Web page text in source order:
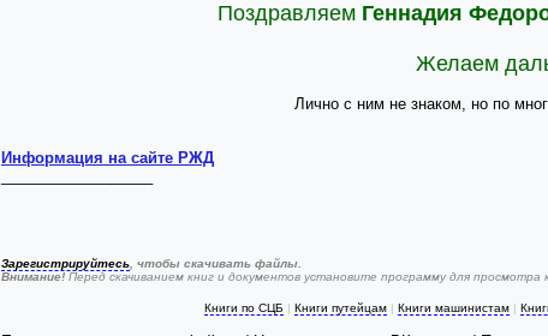
Поздравляем Геннадия
Желаем
Лично с ним не знаком, но по
Информация на сайте РЖД
Зарегистрируйтесь, чтобы скачивать файлы.
Внимание! Перед скачиванием книг и документов установите программу для просмотра
Книги по СЦБ | Книги путейцам | Книги машинистам |